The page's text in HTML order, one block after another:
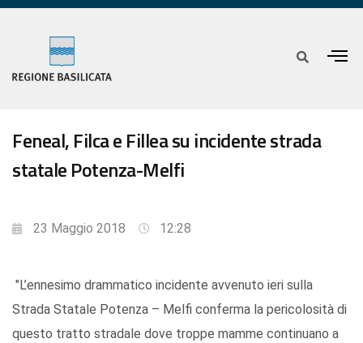
Feneal, Filca e Fillea su incidente strada
statale Potenza-Melfi
23 Maggio 2018 12:28
"L’ennesimo drammatico incidente avvenuto ieri sulla
Strada Statale Potenza – Melfi conferma la pericolosità di
questo tratto stradale dove troppe mamme continuano a